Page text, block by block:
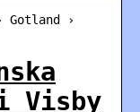
›
Visby